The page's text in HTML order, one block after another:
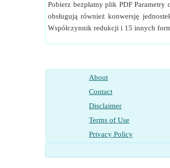
Pobierz bezpłatny plik PDF
obsługują również konwersję
Współczynnik redukcji i 15 innych
About
Contact
Disclaimer
Terms of Use
Privacy Policy